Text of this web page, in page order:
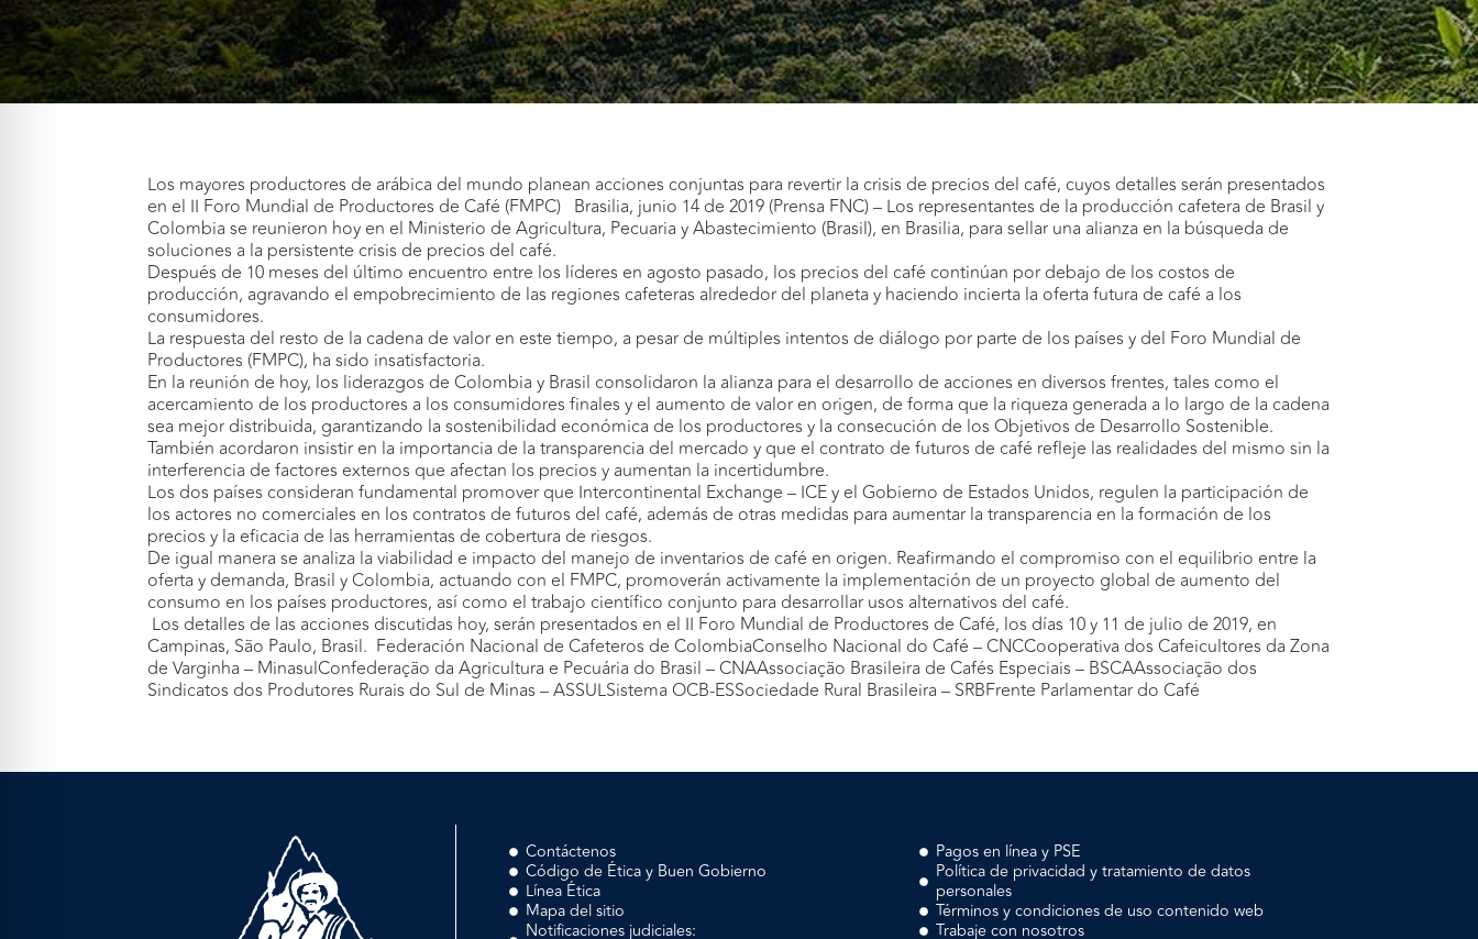
Los mayores productores de arábica del mundo planean acciones conjuntas para revertir la crisis de precios del café, cuyos detalles serán presentados
en el II Foro Mundial de Productores de Café (FMPC) Brasilia, junio 14 de 2019 (Prensa FNC) – Los representantes de la producción cafetera de Brasil y
Colombia se reunieron hoy en el Ministerio de Agricultura, Pecuaria y Abastecimiento (Brasil), en Brasilia, para sellar una alianza en la búsqueda de
soluciones a la persistente crisis de precios del café.
Después de 10 meses del último encuentro entre los líderes en agosto pasado, los precios del café continúan por debajo de los costos de
producción, agravando el empobrecimiento de las regiones cafeteras alrededor del planeta y haciendo incierta la oferta futura de café a los
consumidores.
La respuesta del resto de la cadena de valor en este tiempo, a pesar de múltiples intentos de diálogo por parte de los países y del Foro Mundial de
Productores (FMPC), ha sido insatisfactoria.
En la reunión de hoy, los liderazgos de Colombia y Brasil consolidaron la alianza para el desarrollo de acciones en diversos frentes, tales como el
acercamiento de los productores a los consumidores finales y el aumento de valor en origen, de forma que la riqueza generada a lo largo de la cadena
sea mejor distribuida, garantizando la sostenibilidad económica de los productores y la consecución de los Objetivos de Desarrollo Sostenible.
También acordaron insistir en la importancia de la transparencia del mercado y que el contrato de futuros de café refleje las realidades del mismo sin la
interferencia de factores externos que afectan los precios y aumentan la incertidumbre.
Los dos países consideran fundamental promover que Intercontinental Exchange – ICE y el Gobierno de Estados Unidos, regulen la participación de
los actores no comerciales en los contratos de futuros del café, además de otras medidas para aumentar la transparencia en la formación de los
precios y la eficacia de las herramientas de cobertura de riesgos.
De igual manera se analiza la viabilidad e impacto del manejo de inventarios de café en origen. Reafirmando el compromiso con el equilibrio entre la
oferta y demanda, Brasil y Colombia, actuando con el FMPC, promoverán activamente la implementación de un proyecto global de aumento del
consumo en los países productores, así como el trabajo científico conjunto para desarrollar usos alternativos del café.
Los detalles de las acciones discutidas hoy, serán presentados en el II Foro Mundial de Productores de Café, los días 10 y 11 de julio de 2019, en
Campinas, São Paulo, Brasil. Federación Nacional de Cafeteros de ColombiaConselho Nacional do Café – CNCCooperativa dos Cafeicultores da Zona
de Varginha – MinasulConfederação da Agricultura e Pecuária do Brasil – CNAAssociação Brasileira de Cafés Especiais – BSCAAssociação dos
Sindicatos dos Produtores Rurais do Sul de Minas – ASSULSistema OCB-ESSociedade Rural Brasileira – SRBFrente Parlamentar do Café
Contáctenos
Código de Ética y Buen Gobierno
Línea Ética
Mapa del sitio
Notificaciones judiciales:
Pagos en línea y PSE
Política de privacidad y tratamiento de datos
personales
Términos y condiciones de uso contenido web
Trabaje con nosotros